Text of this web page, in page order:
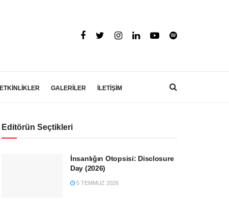
ETKİNLİKLER GALERİLER İLETİŞİM
Editörün Seçtikleri
İnsanlığın Otopsisi: Disclosure
Day (2026)
5 TEMMUZ 2026